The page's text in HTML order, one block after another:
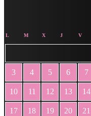
L M X J V
3 4 5 6 7
10 11 12 13 14
17 18 19 20 21